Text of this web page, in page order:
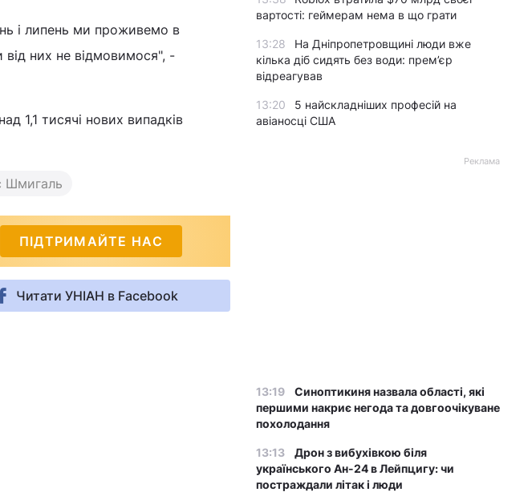
і липень ми проживемо в
них не відмовимося", -
1,1 тисячі нових випадків
Шмигаль
ПІДТРИМАЙТЕ НАС
Читати УНІАН в Facebook
вартості: геймерам нема в що грати
13:28
На Дніпропетровщині люди вже
кілька діб сидять без води: прем’єр
відреагував
13:20
5 найскладніших професій на
авіаносці США
Реклама
13:19
Синоптикиня назвала області, які
першими накриє негода та довгоочікуване
похолодання
13:13
Дрон з вибухівкою біля
українського Ан-24 в Лейпцигу: чи
постраждали літак і люди